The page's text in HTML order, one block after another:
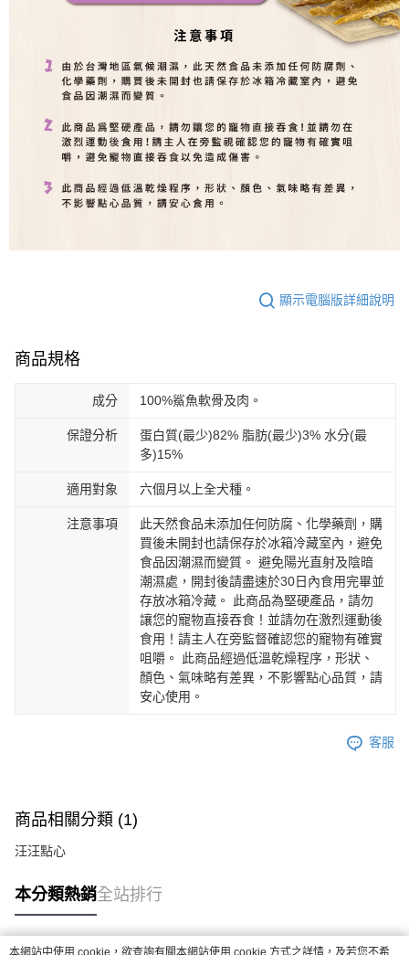
顯示電腦版詳細說明
商品規格
成分 100%鯊魚軟骨及肉。
保證分析
蛋白質(最少)82% 脂肪(最少)3% 水分(最
多)15%
適用對象 六個月以上全犬種。
注意事項
此天然食品未添加任何防腐、化學藥劑，購
買後未開封也請保存於冰箱冷藏室內，避免
食品因潮濕而變質。 避免陽光直射及陰暗
潮濕處，開封後請盡速於30日內食用完畢並
存放冰箱冷藏。 此商品為堅硬產品，請勿
讓您的寵物直接吞食！並請勿在激烈運動後
食用！請主人在旁監督確認您的寵物有確實
咀嚼。 此商品經過低溫乾燥程序，形狀、
顏色、氣味略有差異，不影響點心品質，請
安心使用。
客服
商品相關分類 (1)
汪汪點心
本分類熱銷全站排行
本網站中使用 cookie，欲查詢有關本網站使用 cookie 方式之詳情，及若您不希